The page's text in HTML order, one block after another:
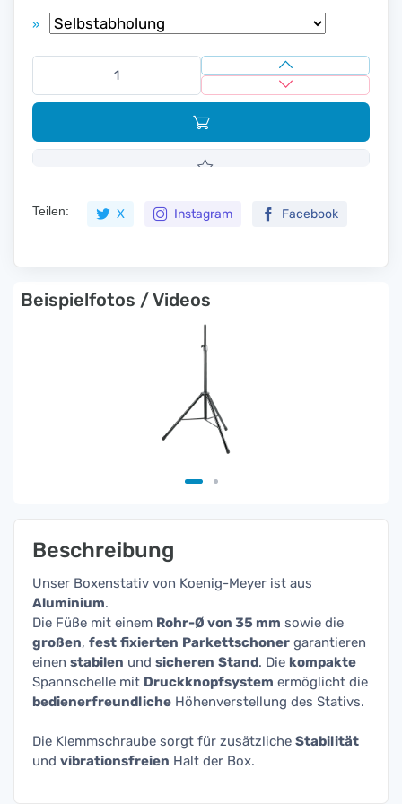
»
Teilen: X Instagram Facebook
Beispielfotos / Videos
Beschreibung
Unser Boxenstativ von Koenig-Meyer ist aus
Aluminium.
Die Füße mit einem Rohr-Ø von 35 mm sowie die
großen, fest fixierten Parkettschoner garantieren
einen stabilen und sicheren Stand. Die kompakte
Spannschelle mit Druckknopfsystem ermöglicht die
bedienerfreundliche Höhenverstellung des Stativs.
Die Klemmschraube sorgt für zusätzliche Stabilität
und vibrationsfreien Halt der Box.